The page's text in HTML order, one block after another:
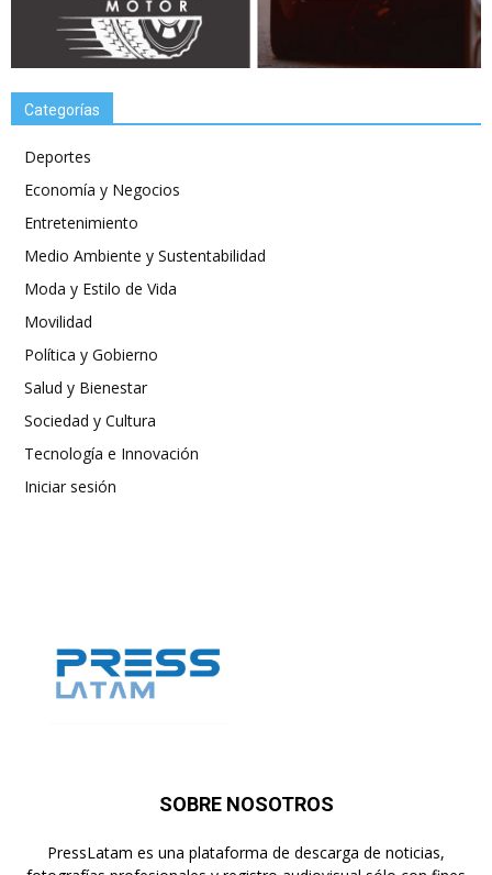
Categorías
Deportes
Economía y Negocios
Entretenimiento
Medio Ambiente y Sustentabilidad
Moda y Estilo de Vida
Movilidad
Política y Gobierno
Salud y Bienestar
Sociedad y Cultura
Tecnología e Innovación
Iniciar sesión
SOBRE NOSOTROS
PressLatam es una plataforma de descarga de noticias,